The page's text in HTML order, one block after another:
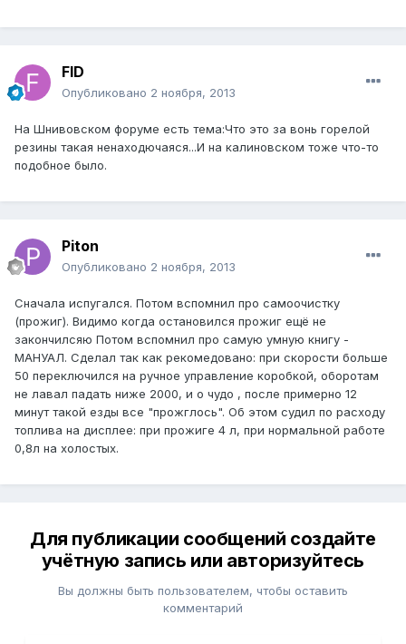
FID
Опубликовано 2 ноября, 2013
На Шнивовском форуме есть тема:Что это за вонь горелой
резины такая ненаходючаяся...И на калиновском тоже что-то
подобное было.
Piton
Опубликовано 2 ноября, 2013
Сначала испугался. Потом вспомнил про самоочистку
(прожиг). Видимо когда остановился прожиг ещё не
закончилсяю Потом вспомнил про самую умную книгу -
МАНУАЛ. Сделал так как рекомедовано: при скорости больше
50 переключился на ручное управление коробкой, оборотам
не лавал падать ниже 2000, и о чудо , после примерно 12
минут такой езды все "прожглось". Об этом судил по расходу
топлива на дисплее: при прожиге 4 л, при нормальной работе
0,8л на холостых.
Для публикации сообщений создайте
учётную запись или авторизуйтесь
Вы должны быть пользователем, чтобы оставить
комментарий